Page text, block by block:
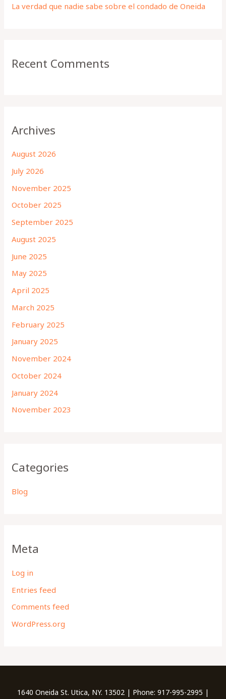
La verdad que nadie sabe sobre el condado de Oneida
Recent Comments
Archives
August 2026
July 2026
November 2025
October 2025
September 2025
August 2025
June 2025
May 2025
April 2025
March 2025
February 2025
January 2025
November 2024
October 2024
January 2024
November 2023
Categories
Blog
Meta
Log in
Entries feed
Comments feed
WordPress.org
1640 Oneida St. Utica, NY. 13502 | Phone: 917-995-2995 |